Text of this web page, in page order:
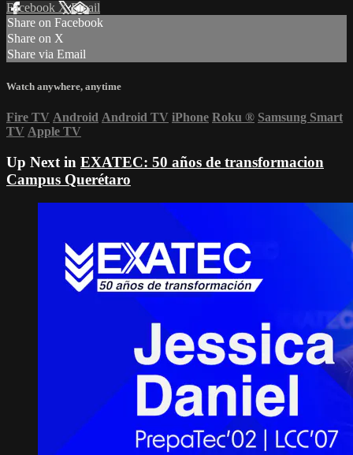
Facebook XEmail
Share on Facebook
Share on X
Share via Email
Watch anywhere, anytime
Fire TV Android Android TV iPhone Roku ® Samsung Smart
TV Apple TV
Up Next in EXATEC: 50 años de transformacion
Campus Querétaro